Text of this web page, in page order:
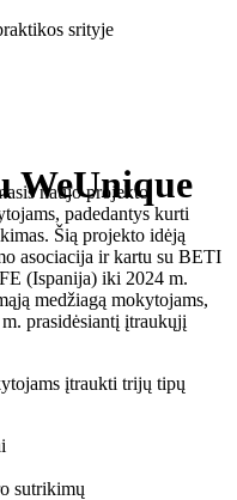
srityje
WeUnique
naujo projekto
padedantys kurti
Šią projekto idėją
asociacija ir kartu su BETI
(Ispanija) iki 2024 m.
medžiagą mokytojams,
prasidėsiantį įtraukųjį
įtraukti trijų tipų
sutrikimų